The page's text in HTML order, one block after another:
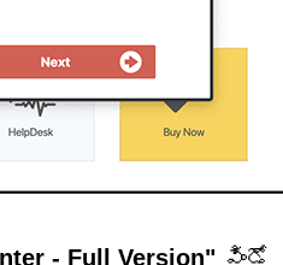
- Full Version" విండో